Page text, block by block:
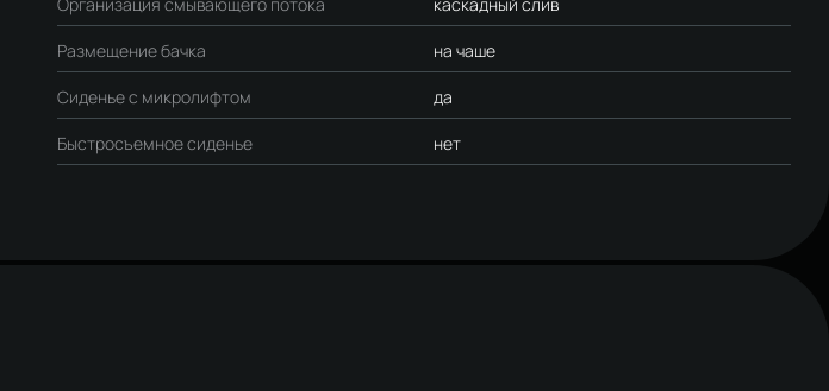
Размещение бачка на чаше
Сиденье с микролифтом да
Быстросъемное сиденье нет